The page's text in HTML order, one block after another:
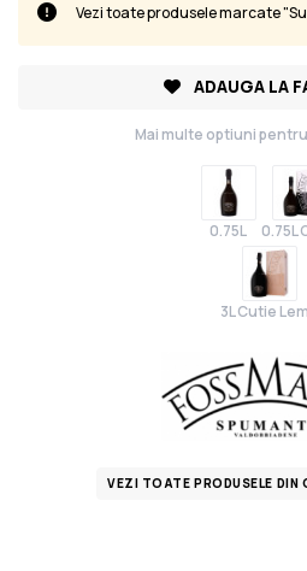
Vezi toate produsele marcate
ADAUGA LA
Mai multe optiuni
0.75L 0.75L
3L Cutie
VEZI TOATE PRODUSELE DIN